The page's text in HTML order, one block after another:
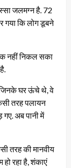
जलमग्न है. 72
गया कि लोग डूबने
नहीं निकल सका
जिनके घर ऊंचे थे, वे
तरह पलायन
अब पानी में
तरह की मानवीय
हो रहा है, शंकाएं